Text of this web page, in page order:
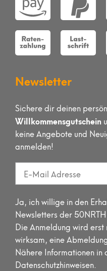
Newsletter
Sichere dir deinen
Willkommensgutschein
keine Angebote und
anmelden!
Ja, ich willige in den
Newsletters der
Die Anmeldung wird
wirksam, eine
Nähere Informationen in
Datenschutzhinweisen.